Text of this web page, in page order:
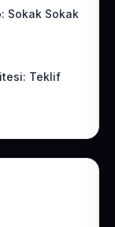
Sokak Sokak
Teklif